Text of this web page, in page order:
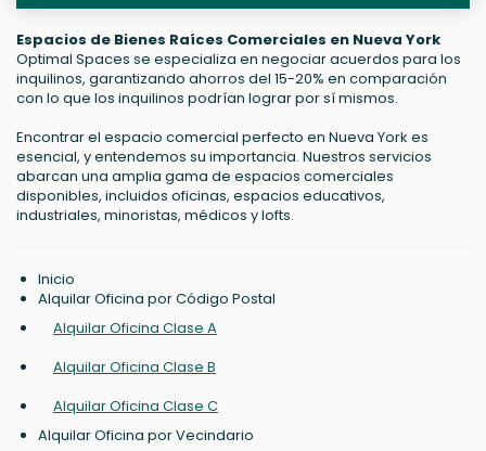
Espacios de Bienes Raíces Comerciales en Nueva York
Optimal Spaces se especializa en negociar acuerdos para los
inquilinos, garantizando ahorros del 15-20% en comparación
con lo que los inquilinos podrían lograr por sí mismos.
Encontrar el espacio comercial perfecto en Nueva York es
esencial, y entendemos su importancia. Nuestros servicios
abarcan una amplia gama de espacios comerciales
disponibles, incluidos oficinas, espacios educativos,
industriales, minoristas, médicos y lofts.
Inicio
Alquilar Oficina por Código Postal
Alquilar Oficina Clase A
Alquilar Oficina Clase B
Alquilar Oficina Clase C
Alquilar Oficina por Vecindario